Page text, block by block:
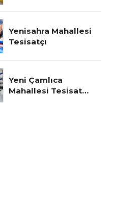
Yenisahra Mahallesi
Tesisatçı
Yeni Çamlıca
Mahallesi Tesisat